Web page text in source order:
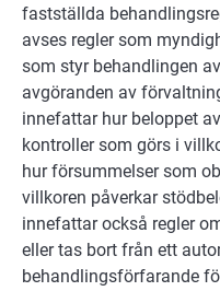
fastställda
avses regler som
som styr behandlingen
avgöranden av
innefattar hur beloppet
kontroller som görs i
hur försummelser som
villkoren påverkar
innefattar också regler
eller tas bort från ett
behandlingsförfarande